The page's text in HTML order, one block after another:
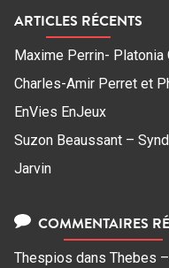
ARTICLES RÉCENTS
Maxime Perrin- Platonia
Charles-Amir Perret et
EnVies EnJeux
Suzon Beaussant –
Jarvin
COMMENTAIRES
Thespios dans Thebes